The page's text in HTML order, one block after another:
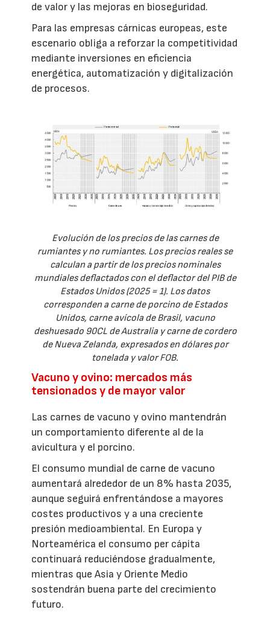
de valor y las mejoras en bioseguridad.
Para las empresas cárnicas europeas, este
escenario obliga a reforzar la competitividad
mediante inversiones en eficiencia
energética, automatización y digitalización
de procesos.
Evolución de los precios de las carnes de
rumiantes y no rumiantes. Los precios reales se
calculan a partir de los precios nominales
mundiales deflactados con el deflactor del PIB de
Estados Unidos (2025 = 1). Los datos
corresponden a carne de porcino de Estados
Unidos, carne avícola de Brasil, vacuno
deshuesado 90CL de Australia y carne de cordero
de Nueva Zelanda, expresados en dólares por
tonelada y valor FOB.
Vacuno y ovino: mercados más
tensionados y de mayor valor
Las carnes de vacuno y ovino mantendrán
un comportamiento diferente al de la
avicultura y el porcino.
El consumo mundial de carne de vacuno
aumentará alrededor de un 8% hasta 2035,
aunque seguirá enfrentándose a mayores
costes productivos y a una creciente
presión medioambiental. En Europa y
Norteamérica el consumo per cápita
continuará reduciéndose gradualmente,
mientras que Asia y Oriente Medio
sostendrán buena parte del crecimiento
futuro.